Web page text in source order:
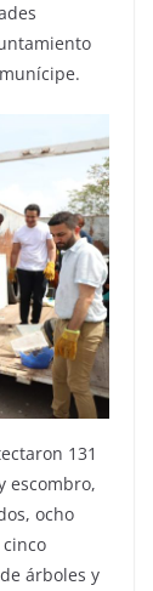
131
escombro,
ocho
árboles y